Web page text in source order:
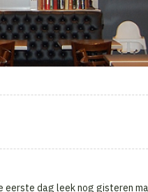
eerste dag leek nog gisteren